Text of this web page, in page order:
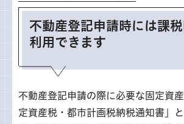
不動産登記申請時には課
利用できます
不動産登記申請の際に必要な固定資
定資産税・都市計画税納税通知書」